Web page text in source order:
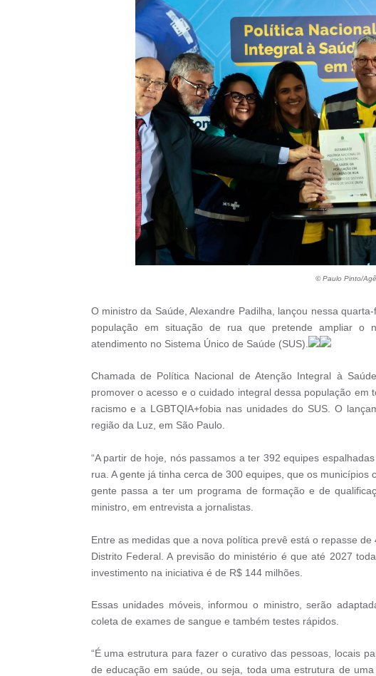
© Paulo Pinto/
O ministro da Saúde, Alexandre Padilha, lançou nessa
população em situação de rua que pretende ampliar o
atendimento no Sistema Único de Saúde (SUS).
Chamada de Política Nacional de Atenção Integral à
promover o acesso e o cuidado integral dessa população
racismo e a LGBTQIA+fobia nas unidades do SUS. O
região da Luz, em São Paulo.
“A partir de hoje, nós passamos a ter 392 equipes
rua. A gente já tinha cerca de 300 equipes, que os
gente passa a ter um programa de formação e de
ministro, em entrevista a jornalistas.
Entre as medidas que a nova política prevê está o repasse
Distrito Federal. A previsão do ministério é que até 2027
investimento na iniciativa é de R$ 144 milhões.
Essas unidades móveis, informou o ministro, serão
coleta de exames de sangue e também testes rápidos.
“É uma estrutura para fazer o curativo das pessoas, locais
de educação em saúde, ou seja, toda uma estrutura de